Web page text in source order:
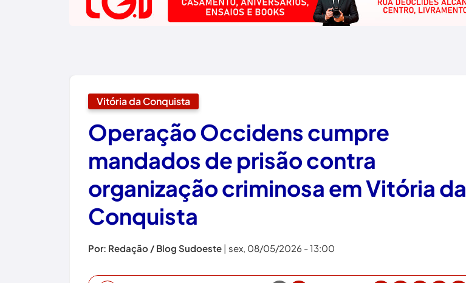
Vitória da Conquista
Operação Occidens cumpre
mandados de prisão contra
organização criminosa em Vitória da
Conquista
Por: Redação / Blog Sudoeste | sex, 08/05/2026 - 13:00